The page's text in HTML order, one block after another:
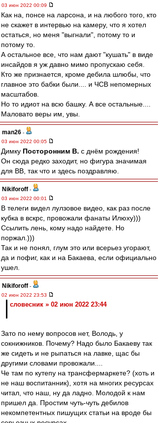
03 июн 2022 00:09
Как на, понсе на ларсона, и на любого того, кто
не скажет в интервью на камеру, что я хотел
остаться, но меня "выгнали", потому то и
потому то.
А остальное все, что нам дают "кушать" в виде
инсайдов я уж давно мимо пропускаю себя.
Кто же признается, кроме дебила шлюбы, что
главное это бабки были.... и ЧСВ непомерных
масштабов.
Но то идиот на всю башку. А все остальные....
Маловато веры им, увы.
man26 -
03 июн 2022 00:05
Димку Посторонним В. с днём рождения!
Он сюда редко заходит, но фигура значимая
для ВВ, так что и здесь поздравляю.
Nikiforoff -
03 июн 2022 00:01
В телеги видел лулзовое видео, как раз после
кубка в вскрс, провожали фанаты Илюху)))
Ссылить лень, кому надо найдете. Но
поржал.)))
Так и не понял, глум это или всерьез угорают,
да и пофиг, как и на Бакаева, если официально
ушел.
Nikiforoff -
02 июн 2022 23:53
словесник » 02 июн 2022 23:44
Зато по нему вопросов нет, Володь, у
сокнижников. Почему? Надо было Бакаеву так
же сидеть и не рыпаться на лавке, щас бы
другими словами провожали....
Че там по кутепу на трансфермаркете? (хоть и
не наш воспитанник), хотя на многих ресурсах
читал, что наш, ну да ладно. Молодой к нам
пришел да. Простим чуть-чуть дебилов
некомпетентных пишущих статьи на вроде бы